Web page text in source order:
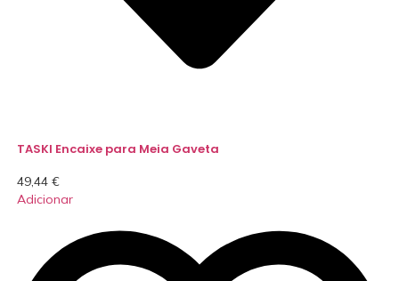
TASKI Encaixe para Meia Gaveta
49,44 €
Adicionar